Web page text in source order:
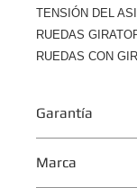
TENSIÓN DEL
RUEDAS
RUEDAS CON
Garantía
Marca